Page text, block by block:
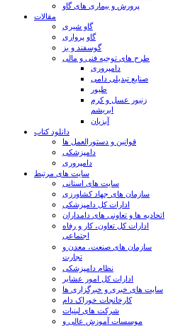
پرورش و بیماری های گاو
مقالات
گاو شیری
گاو پرواری
گوسفند و بز
طرح های توجیه فنی و مالی
دامپروری
صنایع تبدیلی دامی
طیور
زنبور عسل و کرم
ابریشم
آبزیان
دانلود کتاب
قوانین و دستورالعمل ها
دامپزشکی
دامپروری
سایت های مرتبط
سایت های استانی
سازمان های جهاد کشاورزی
ادارات کل دامپزشکی
اتحادیه ها و تعاونی های دامداران
ادارات کل تعاون، کار و رفاه
اجتماعی
سازمان های صنعت، معدن و
تجارت
نظام دامپزشکی
ادارات کل امور عشایر
سایت های خبری و خبرگزاری ها
کارخانجات خوراک دام
شرکت های لبنیات
موسسات آموزش عالی و